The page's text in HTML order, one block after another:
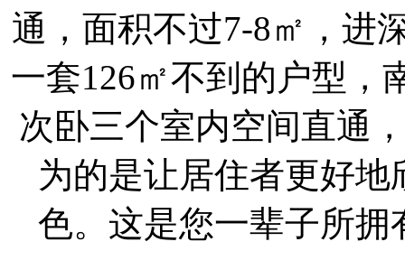
通，面积不过7-8㎡，进
一套126㎡不到的户型，
次卧三个室内空间直通
为的是让居住者更好
色。这是您一辈子所